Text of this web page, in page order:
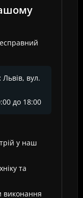
Львів, вул.
до 18:00
у наш
та
виконання